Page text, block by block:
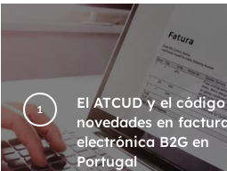
El ATCUD y el código
novedades en
electrónica B2G en
Portugal